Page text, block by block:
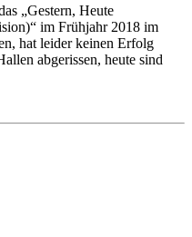
„Gestern, Heute
im Frühjahr 2018 im
hat leider keinen Erfolg
abgerissen, heute sind